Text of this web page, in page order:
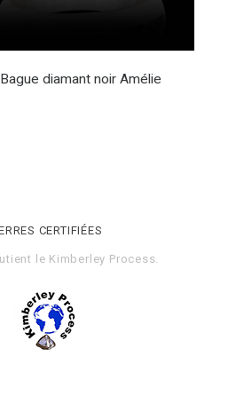
Bague diamant noir Amélie
CERTIFIÉES
le Kimberley Process